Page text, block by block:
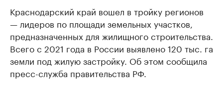
Краснодарский край вошел в тройку регионов
— лидеров по площади земельных участков,
предназначенных для жилищного строительства.
Всего с 2021 года в России выявлено 120 тыс. га
земли под жилую застройку. Об этом сообщила
пресс-служба правительства РФ.